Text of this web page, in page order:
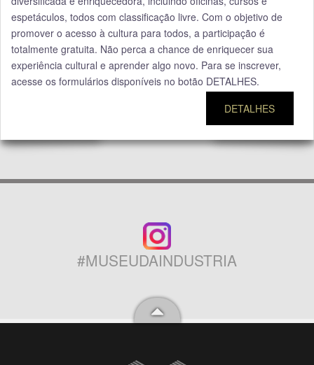
espetáculos, todos com classificação livre. Com o objetivo de
promover o acesso à cultura para todos, a participação é
totalmente gratuita. Não perca a chance de enriquecer sua
experiência cultural e aprender algo novo. Para se inscrever,
acesse os formulários disponíveis no botão DETALHES.
DETALHES
#MUSEUDAINDUSTRIA